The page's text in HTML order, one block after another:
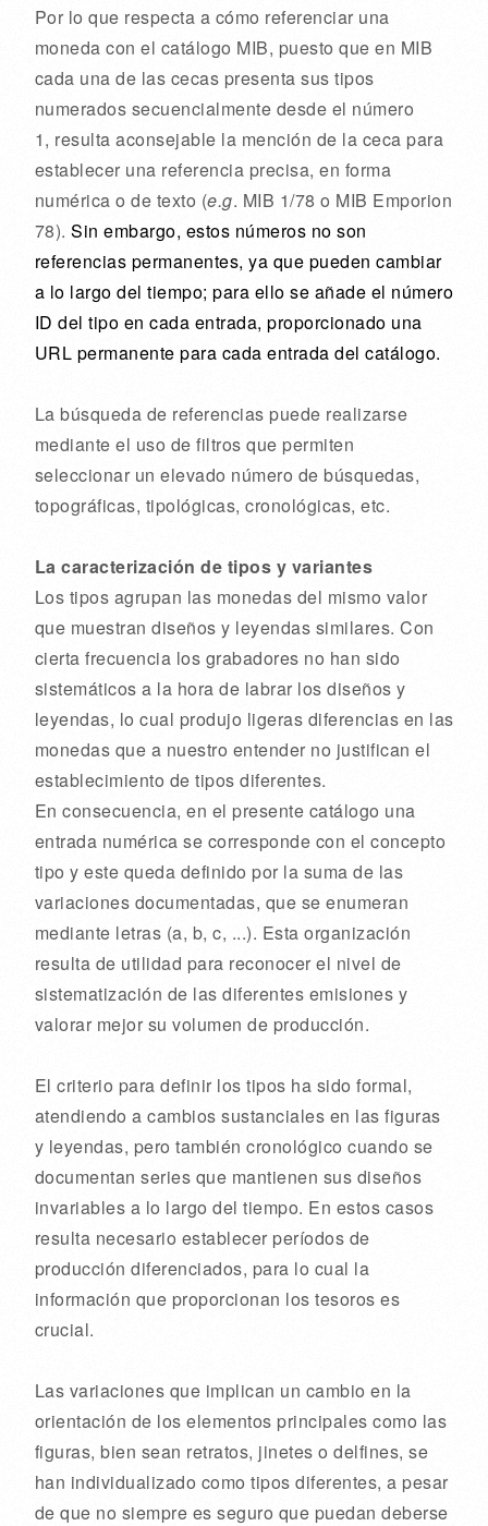
Por lo que respecta a cómo referenciar una
moneda con el catálogo MIB, puesto que en MIB
cada una de las cecas presenta sus tipos
numerados secuencialmente desde el número
1, resulta aconsejable la mención de la ceca para
establecer una referencia precisa, en forma
numérica o de texto (e.g. MIB 1/78 o MIB Emporion
78). Sin embargo, estos números no son
referencias permanentes, ya que pueden cambiar
a lo largo del tiempo; para ello se añade el número
ID del tipo en cada entrada, proporcionado una
URL permanente para cada entrada del catálogo.
La búsqueda de referencias puede realizarse
mediante el uso de filtros que permiten
seleccionar un elevado número de búsquedas,
topográficas, tipológicas, cronológicas, etc.
La caracterización de tipos y variantes
Los tipos agrupan las monedas del mismo valor
que muestran diseños y leyendas similares. Con
cierta frecuencia los grabadores no han sido
sistemáticos a la hora de labrar los diseños y
leyendas, lo cual produjo ligeras diferencias en las
monedas que a nuestro entender no justifican el
establecimiento de tipos diferentes.
En consecuencia, en el presente catálogo una
entrada numérica se corresponde con el concepto
tipo y este queda definido por la suma de las
variaciones documentadas, que se enumeran
mediante letras (a, b, c, ...). Esta organización
resulta de utilidad para reconocer el nivel de
sistematización de las diferentes emisiones y
valorar mejor su volumen de producción.
El criterio para definir los tipos ha sido formal,
atendiendo a cambios sustanciales en las figuras
y leyendas, pero también cronológico cuando se
documentan series que mantienen sus diseños
invariables a lo largo del tiempo. En estos casos
resulta necesario establecer períodos de
producción diferenciados, para lo cual la
información que proporcionan los tesoros es
crucial.
Las variaciones que implican un cambio en la
orientación de los elementos principales como las
figuras, bien sean retratos, jinetes o delfines, se
han individualizado como tipos diferentes, a pesar
de que no siempre es seguro que puedan deberse